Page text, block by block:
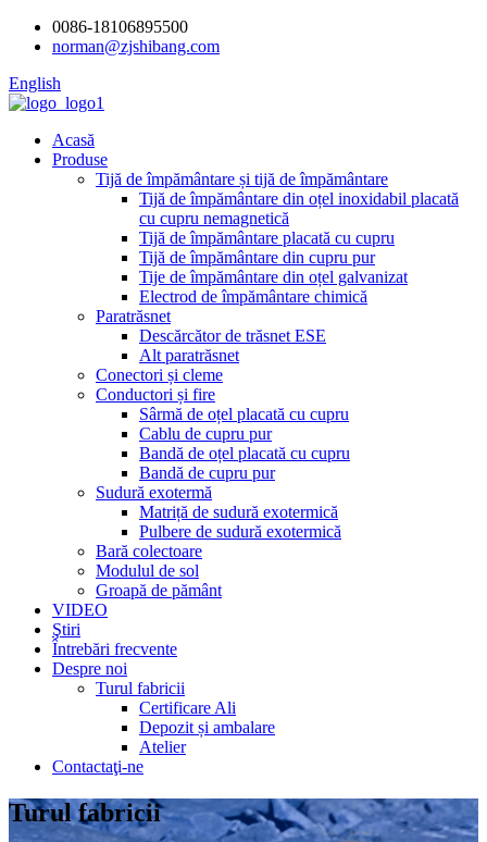
0086-18106895500
norman@zjshibang.com
English
Acasă
Produse
Tijă de împământare și tijă de împământare
Tijă de împământare din oțel inoxidabil placată
cu cupru nemagnetică
Tijă de împământare placată cu cupru
Tijă de împământare din cupru pur
Tije de împământare din oțel galvanizat
Electrod de împământare chimică
Paratrăsnet
Descărcător de trăsnet ESE
Alt paratrăsnet
Conectori și cleme
Conductori și fire
Sârmă de oțel placată cu cupru
Cablu de cupru pur
Bandă de oțel placată cu cupru
Bandă de cupru pur
Sudură exotermă
Matriță de sudură exotermică
Pulbere de sudură exotermică
Bară colectoare
Modulul de sol
Groapă de pământ
VIDEO
Ştiri
Întrebări frecvente
Despre noi
Turul fabricii
Certificare Ali
Depozit și ambalare
Atelier
Contactaţi-ne
Turul fabricii